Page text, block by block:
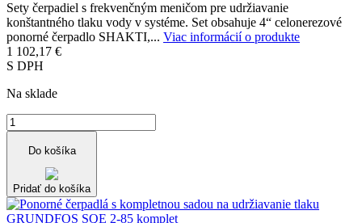
Sety čerpadiel s frekvenčným meničom pre udržiavanie
konštantného tlaku vody v systéme. Set obsahuje 4“ celonerezové
ponorné čerpadlo SHAKTI,... Viac informácií o produkte
1 102,17 €
S DPH
Na sklade
Do košíka
Pridať do košíka